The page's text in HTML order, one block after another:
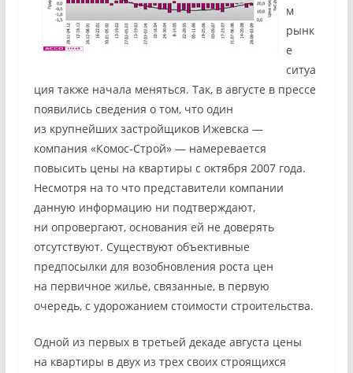
м
рынк
е
ситуа
ция также начала меняться. Так, в августе в прессе
появились сведения о том, что один
из крупнейших застройщиков Ижевска —
компания «Комос-Строй» — намеревается
повысить цены на квартиры с октября 2007 года.
Несмотря на то что представители компании
данную информацию ни подтверждают,
ни опровергают, основания ей не доверять
отсутствуют. Существуют объективные
предпосылки для возобновления роста цен
на первичное жилье, связанные, в первую
очередь, с удорожанием стоимости строительства.
Одной из первых в третьей декаде августа цены
на квартиры в двух из трех своих строящихся